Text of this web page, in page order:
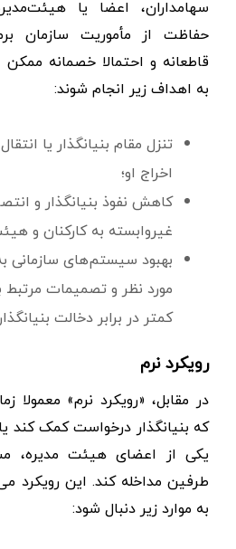
سهامداران، اعضا یا
حفاظت از مأموریت سازمان
قاطعانه و احتمالا خصمانه
به اهداف زیر انجام شوند:
تنزل مقام بنیانگذار یا
اخراج او؛
کاهش نفوذ بنیانگذار و
غیروابسته به کارکنان و
بهبود سیستم‌های سازمانی
مورد نظر و تصمیمات
کمتر در برابر دخالت
رویکرد نرم
در مقابل، «رویکرد نرم» معمولا
که بنیانگذار درخواست کمک کند
یکی از اعضای هیئت مدیره،
طرفین مداخله کند. این رویکرد
به موارد زیر دنبال شود: